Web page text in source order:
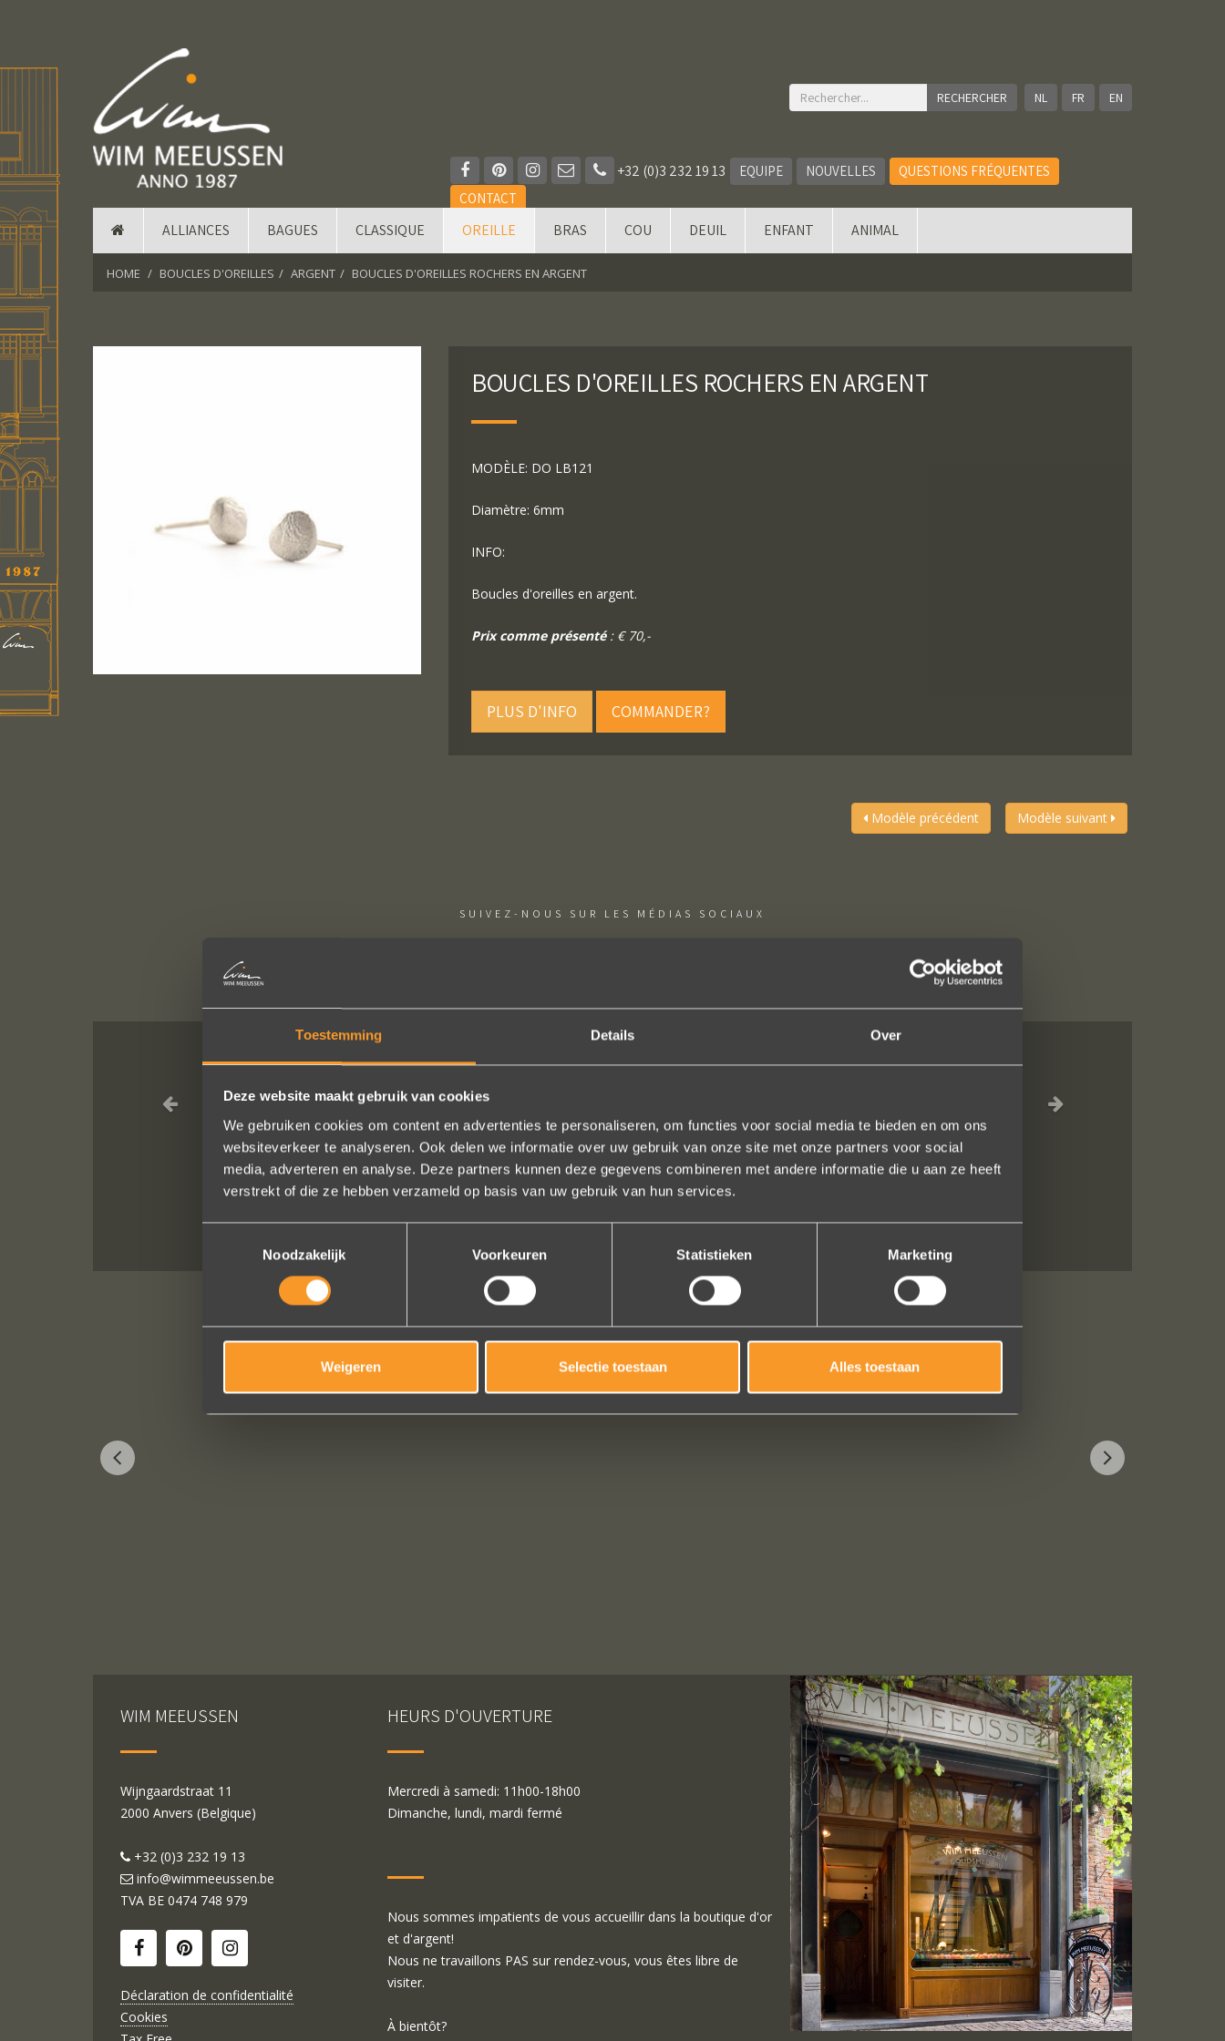
Toestemming Details Over
Deze website maakt gebruik van cookies
We gebruiken cookies om content en advertenties te personaliseren, om functies voor social media te bieden en om ons
websiteverkeer te analyseren. Ook delen we informatie over uw gebruik van onze site met onze partners voor social
media, adverteren en analyse. Deze partners kunnen deze gegevens combineren met andere informatie die u aan ze heeft
verstrekt of die ze hebben verzameld op basis van uw gebruik van hun services.
Noodzakelijk
Voorkeuren Statistieken Marketing
Weigeren Selectie toestaan Alles toestaan
NL FR EN
+32 (0)3 232 19 13 EQUIPE NOUVELLES
QUESTIONS FRÉQUENTES
CONTACT
ALLIANCES BAGUES CLASSIQUE OREILLE BRAS COU DEUIL ENFANT ANIMAL
HOME BOUCLES D'OREILLES ARGENT BOUCLES D'OREILLES ROCHERS EN ARGENT
BOUCLES D'OREILLES ROCHERS EN ARGENT
MODÈLE: DO LB121
Diamètre: 6mm
INFO:
Boucles d'oreilles en argent.
Prix comme présenté: € 70,-
PLUS D'INFO COMMANDER?
Modèle précédent Modèle suivant
SUIVEZ-NOUS SUR LES MÉDIAS SOCIAUX
geholpen en ze waren op tijd klaar. Kan niet anders zeggen dan AANRADER op elk vlak!
Bekijk al onze reviews
WIM MEEUSSEN
Wijngaardstraat 11
2000 Anvers (Belgique)
+32 (0)3 232 19 13
info@wimmeeussen.be
TVA BE 0474 748 979
Déclaration de confidentialité
Cookies
HEURS D'OUVERTURE
Mercredi à samedi: 11h00-18h00
Dimanche, lundi, mardi fermé
Nous sommes impatients de vous accueillir dans la boutique d'or
et d'argent!
Nous ne travaillons PAS sur rendez-vous, vous êtes libre de
visiter.
À bientôt?